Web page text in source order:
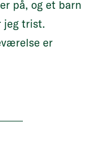
på, og et barn
jeg trist.
er